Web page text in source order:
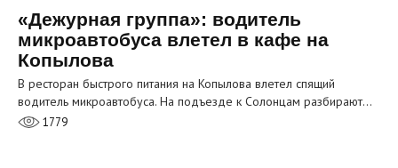
«Дежурная группа»: водитель
микроавтобуса влетел в кафе на
Копылова
В ресторан быстрого питания на Копылова влетел спящий
водитель микроавтобуса. На подъезде к Солонцам разбирают…
1779